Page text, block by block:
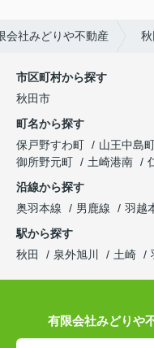
会社みどりや不動産
市区町村から探す
秋田市
町名から探す
保戸野すわ町
山王中島
御所野元町
土崎港南
沿線から探す
奥羽本線
男鹿線 羽越
駅から探す
秋田
泉外旭川 土崎
有限会社みどりや